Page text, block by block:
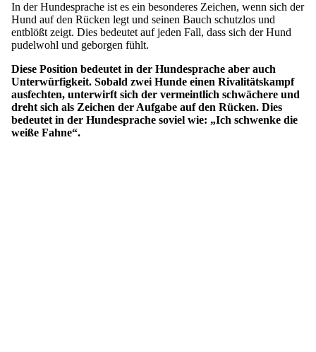
In der Hundesprache ist es ein besonderes Zeichen, wenn sich der
Hund auf den Rücken legt und seinen Bauch schutzlos und
entblößt zeigt. Dies bedeutet auf jeden Fall, dass sich der Hund
pudelwohl und geborgen fühlt.
Diese Position bedeutet in der Hundesprache aber auch
Unterwürfigkeit. Sobald zwei Hunde einen Rivalitätskampf
ausfechten, unterwirft sich der vermeintlich schwächere und
dreht sich als Zeichen der Aufgabe auf den Rücken. Dies
bedeutet in der Hundesprache soviel wie: „Ich schwenke die
weiße Fahne“.